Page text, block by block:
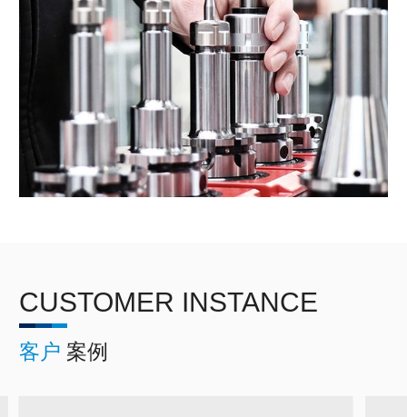
CUSTOMER INSTANCE
客户 案例